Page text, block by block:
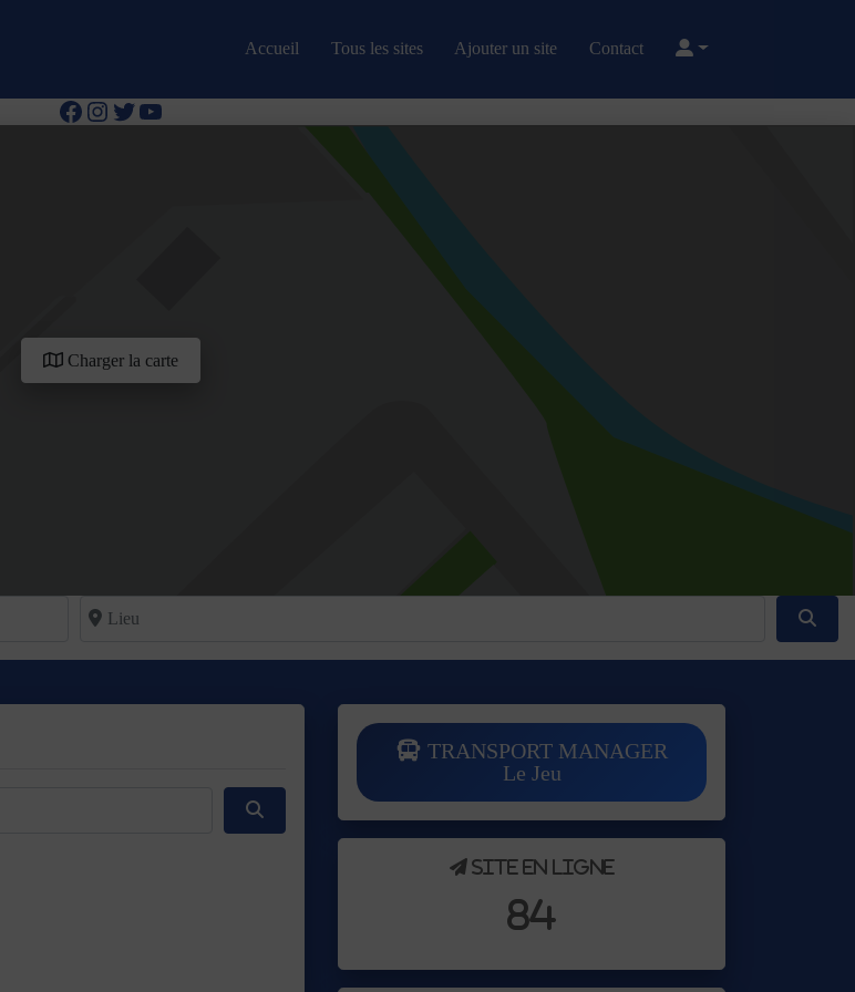
Accueil Tous les sites Ajouter un site Contact
Facebook
Instagram
Twitter
YouTube
Charger la carte
Lieu
TRANSPORT MANAGER
Le Jeu
Site en ligne
84